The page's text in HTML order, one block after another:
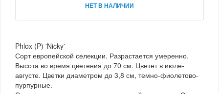
НЕТ В НАЛИЧИИ
Phlox (P) 'Nicky'
Сорт европейской селекции. Разрастается умеренно.
Высота во время цветения до 70 см. Цветет в июле-
августе. Цветки диаметром до 3,8 см, темно-фиолетово-
пурпурные.